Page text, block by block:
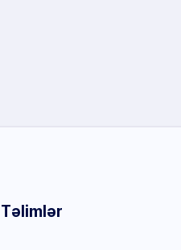
Təlimlər